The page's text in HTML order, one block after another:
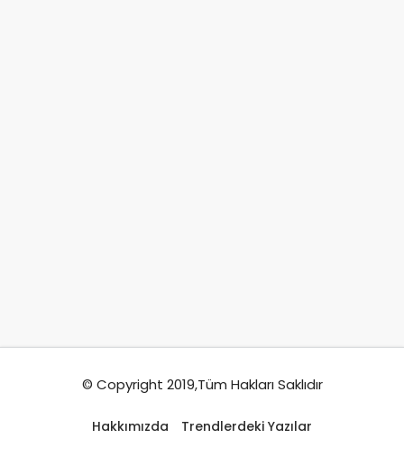
© Copyright 2019,Tüm Hakları Saklıdır
Hakkımızda Trendlerdeki Yazılar